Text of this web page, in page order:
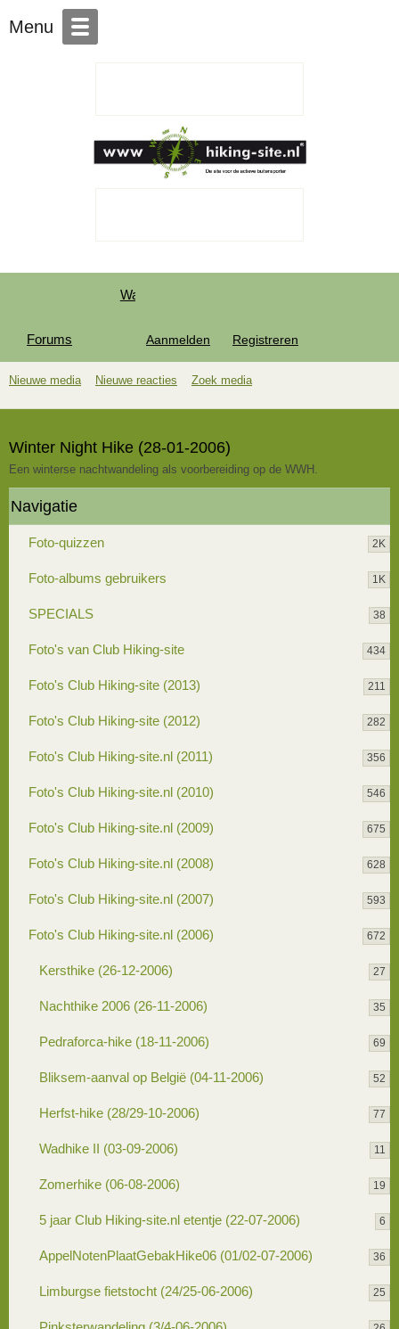
Menu
Forums
Wat is er nieuw
Media
Aanmelden Registreren
Nieuwe media Nieuwe reacties Zoek media
Winter Night Hike (28-01-2006)
Een winterse nachtwandeling als voorbereiding op de WWH.
Navigatie
Foto-quizzen 2K
Foto-albums gebruikers 1K
SPECIALS 38
Foto's van Club Hiking-site 434
Foto's Club Hiking-site (2013) 211
Foto's Club Hiking-site (2012) 282
Foto's Club Hiking-site.nl (2011) 356
Foto's Club Hiking-site.nl (2010) 546
Foto's Club Hiking-site.nl (2009) 675
Foto's Club Hiking-site.nl (2008) 628
Foto's Club Hiking-site.nl (2007) 593
Foto's Club Hiking-site.nl (2006) 672
Kersthike (26-12-2006) 27
Nachthike 2006 (26-11-2006) 35
Pedraforca-hike (18-11-2006) 69
Bliksem-aanval op België (04-11-2006) 52
Herfst-hike (28/29-10-2006) 77
Wadhike II (03-09-2006) 11
Zomerhike (06-08-2006) 19
5 jaar Club Hiking-site.nl etentje (22-07-2006) 6
AppelNotenPlaatGebakHike06 (01/02-07-2006) 36
Limburgse fietstocht (24/25-06-2006) 25